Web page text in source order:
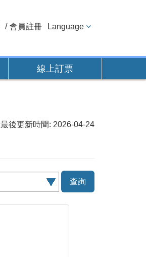
會員註冊 Language
線上訂票
最後更新時間: 2026-04-24